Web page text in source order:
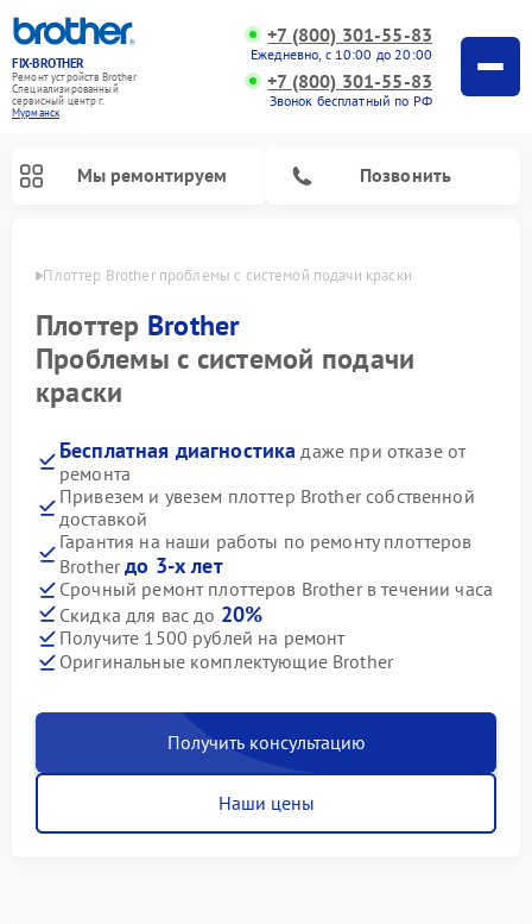
FIX-BROTHER
Ремонт устройств Brother
Специализированный
cервисный центр г.
Мурманск
+7 (800) 301-55-83
Ежедневно, с 10:00 до 20:00
+7 (800) 301-55-83
Звонок бесплатный по РФ
Мы ремонтируем Позвонить
Плоттер Brother проблемы с системой подачи краски
Плоттер Brother
Проблемы с системой подачи
краски
Бесплатная диагностика даже при отказе от
ремонта
Привезем и увезем плоттер Brother собственной
доставкой
Гарантия на наши работы по ремонту плоттеров
Brotherдо 3-х лет
Срочный ремонт плоттеров Brother в течении часа
Скидка для вас до 20%
Получите 1500 рублей на ремонт
Оригинальные комплектующие Brother
Получить консультацию
Наши цены